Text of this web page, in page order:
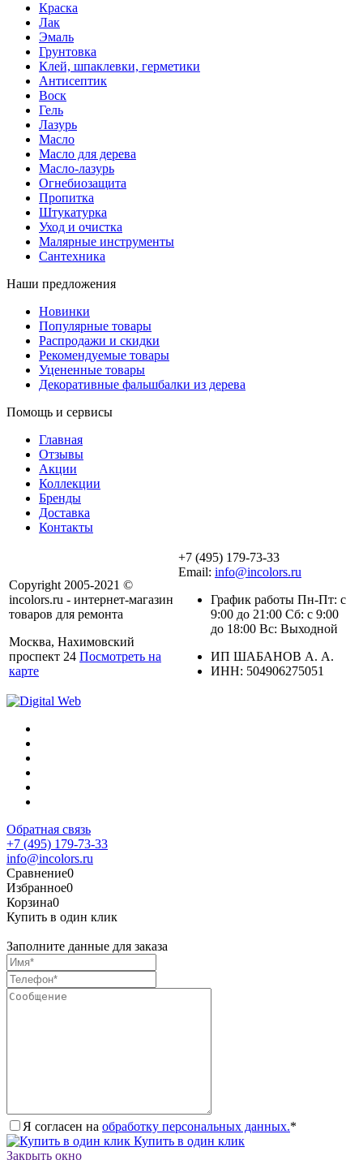
Краска
Лак
Эмаль
Грунтовка
Клей, шпаклевки, герметики
Антисептик
Воск
Гель
Лазурь
Масло
Масло для дерева
Масло-лазурь
Огнебиозащита
Пропитка
Штукатурка
Уход и очистка
Малярные инструменты
Сантехника
Наши предложения
Новинки
Популярные товары
Распродажи и скидки
Рекомендуемые товары
Уцененные товары
Декоративные фальшбалки из дерева
Помощь и сервисы
Главная
Отзывы
Акции
Коллекции
Бренды
Доставка
Контакты
Copyright 2005-2021 ©
incolors.ru - интернет-магазин
товаров для ремонта
Москва, Нахимовский
проспект 24 Посмотреть на
карте
+7 (495) 179-73-33
Email: info@incolors.ru
График работы Пн-Пт: с
9:00 до 21:00 Сб: с 9:00
до 18:00 Вс: Выходной
ИП ШАБАНОВ А. А.
ИНН: 504906275051
Обратная связь
+7 (495) 179-73-33
info@incolors.ru
Сравнение0
Избранное0
Корзина0
Купить в один клик
Заполните данные для заказа
Я согласен на обработку персональных данных.*
Купить в один клик
Закрыть окно